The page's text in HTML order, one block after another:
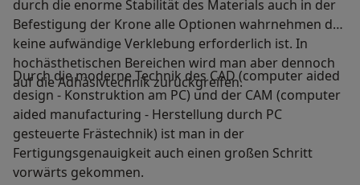
durch die enorme Stabilität des Materials auch in der
Befestigung der Krone alle Optionen wahrnehmen da
keine aufwändige Verklebung erforderlich ist. In
hochästhetischen Bereichen wird man aber dennoch
auf die Adhäsivtechnik zurückgreifen.
Durch die moderne Technik des CAD (computer aided
design - Konstruktion am PC) und der CAM (computer
aided manufacturing - Herstellung durch PC
gesteuerte Frästechnik) ist man in der
Fertigungsgenauigkeit auch einen großen Schritt
vorwärts gekommen.